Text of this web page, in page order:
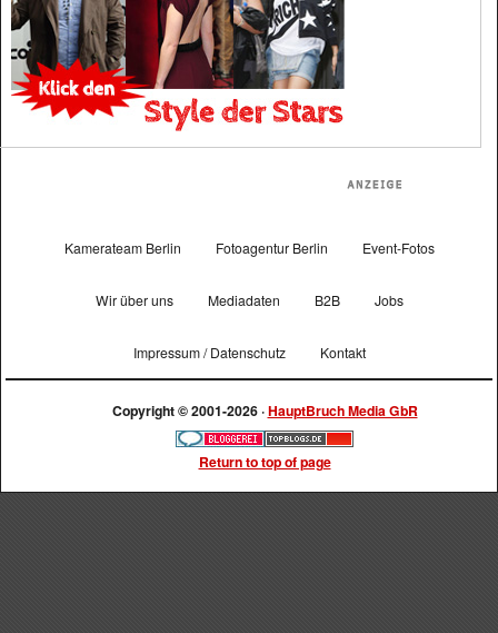
Kamerateam Berlin Fotoagentur Berlin Event-Fotos
Wir über uns Mediadaten B2B Jobs
Impressum / Datenschutz Kontakt
Copyright © 2001-2026 ·HauptBruch Media GbR
Return to top of page